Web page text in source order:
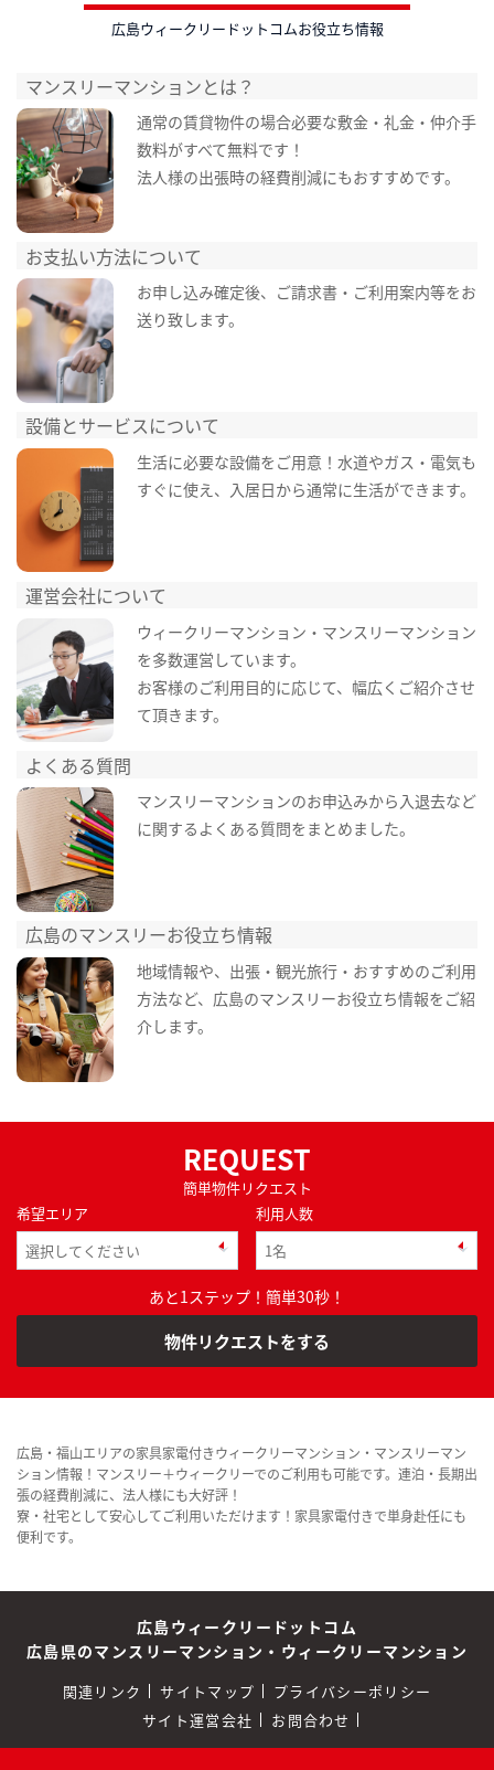
広島ウィークリードットコムお役立ち情報
マンスリーマンションとは？
通常の賃貸物件の場合必要な敷金・礼金・仲介手
数料がすべて無料です！
法人様の出張時の経費削減にもおすすめです。
お支払い方法について
お申し込み確定後、ご請求書・ご利用案内等をお
送り致します。
設備とサービスについて
生活に必要な設備をご用意！水道やガス・電気も
すぐに使え、入居日から通常に生活ができます。
運営会社について
ウィークリーマンション・マンスリーマンション
を多数運営しています。
お客様のご利用目的に応じて、幅広くご紹介させ
て頂きます。
よくある質問
マンスリーマンションのお申込みから入退去など
に関するよくある質問をまとめました。
広島のマンスリーお役立ち情報
地域情報や、出張・観光旅行・おすすめのご利用
方法など、広島のマンスリーお役立ち情報をご紹
介します。
REQUEST
簡単物件リクエスト
希望エリア
利用人数
あと1ステップ！簡単30秒！
物件リクエストをする
広島・福山エリアの家具家電付きウィークリーマンション・マンスリーマン
ション情報！マンスリー＋ウィークリーでのご利用も可能です。連泊・長期出
張の経費削減に、法人様にも大好評！
寮・社宅として安心してご利用いただけます！家具家電付きで単身赴任にも
便利です。
広島ウィークリードットコム
広島県のマンスリーマンション・ウィークリーマンション
関連リンク サイトマップ
プライバシーポリシー
サイト運営会社
お問合わせ